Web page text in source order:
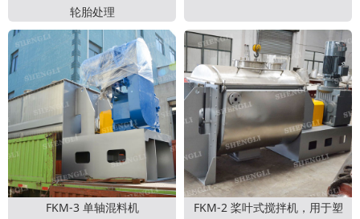
轮胎处理
FKM-3 单轴混料机
FKM-2 桨叶式搅拌机，用于塑